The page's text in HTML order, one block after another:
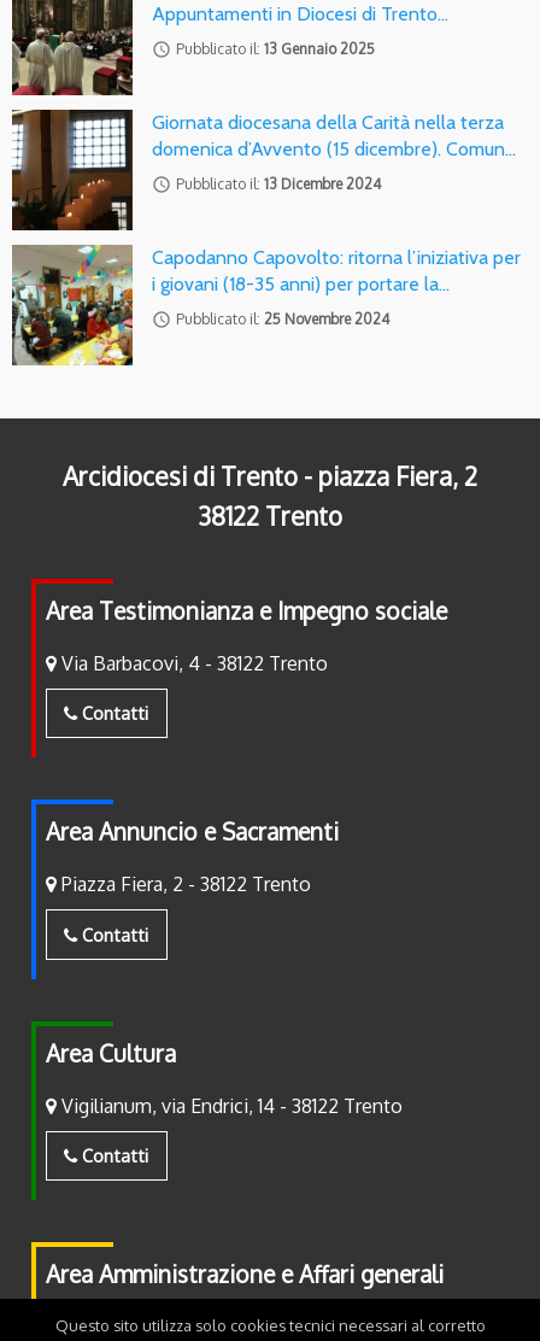
Appuntamenti in Diocesi di Trento…
access_time Pubblicato il: 13 Gennaio 2025
Giornata diocesana della Carità nella terza
domenica d’Avvento (15 dicembre). Comun…
access_time Pubblicato il: 13 Dicembre 2024
Capodanno Capovolto: ritorna l’iniziativa per
i giovani (18-35 anni) per portare la…
access_time Pubblicato il: 25 Novembre 2024
Arcidiocesi di Trento - piazza Fiera, 2
38122 Trento
Area Testimonianza e Impegno sociale
Via Barbacovi, 4 - 38122 Trento
Contatti
Area Annuncio e Sacramenti
Piazza Fiera, 2 - 38122 Trento
Contatti
Area Cultura
Vigilianum, via Endrici, 14 - 38122 Trento
Contatti
Area Amministrazione e Affari generali
Piazza Fiera, 2 - 38122 Trento
Questo sito utilizza solo cookies tecnici necessari al corretto